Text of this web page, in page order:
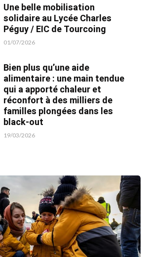
Une belle mobilisation
solidaire au Lycée Charles
Péguy / EIC de Tourcoing
01/07/2026
Bien plus qu’une aide
alimentaire : une main tendue
qui a apporté chaleur et
réconfort à des milliers de
familles plongées dans les
black-out
19/03/2026